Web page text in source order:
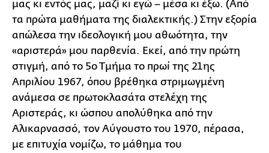
μας κι εντός μας, μαζί κι εγώ – μέσα κι έξω. (Από
τα πρώτα μαθήματα της διαλεκτικής.) Στην εξορία
απώλεσα την ιδεολογική μου αθωότητα, την
«αριστερά» μου παρθενία. Εκεί, από την πρώτη
στιγμή, από το 5ο Τμήμα το πρωί της 21ης
Απριλίου 1967, όπου βρέθηκα στριμωγμένη
ανάμεσα σε πρωτοκλασάτα στελέχη της
Αριστεράς, κι ώσπου απολύθηκα από την
Αλικαρνασσό, τον Αύγουστο του 1970, πέρασα,
με επιτυχία νομίζω, το μάθημα του